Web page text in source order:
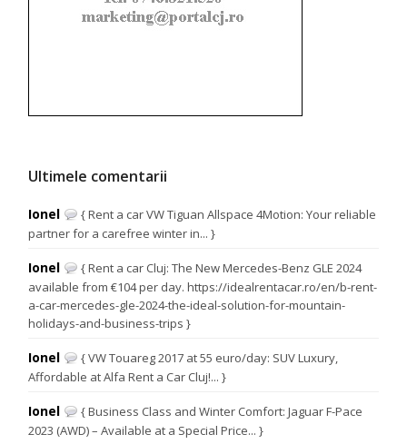
Ultimele comentarii
Ionel
{ Rent a car VW Tiguan Allspace 4Motion: Your reliable
partner for a carefree winter in... }
Ionel
{ Rent a car Cluj: The New Mercedes-Benz GLE 2024
available from €104 per day. https://idealrentacar.ro/en/b-rent-
a-car-mercedes-gle-2024-the-ideal-solution-for-mountain-
holidays-and-business-trips }
Ionel
{ VW Touareg 2017 at 55 euro/day: SUV Luxury,
Affordable at Alfa Rent a Car Cluj!... }
Ionel
{ Business Class and Winter Comfort: Jaguar F-Pace
2023 (AWD) – Available at a Special Price... }